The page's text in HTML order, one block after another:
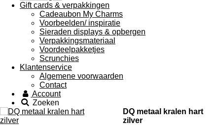
Gift cards & verpakkingen
Cadeaubon My Charms
Voorbeelden/ inspiratie
Sieraden displays & opbergen
Verpakkingsmateriaal
Voordeelpakketjes
Scrunchies
Klantenservice
Algemene voorwaarden
Contact
Account
Zoeken
DQ metaal kralen hart
zilver